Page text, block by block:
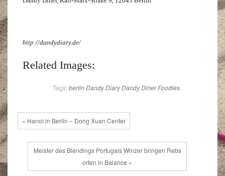
http://dandydiary.de/
Related Images:
Tags: berlinDandy DiaryDandy DinerFoodies
« Hanoi in Berlin – Dong Xuan Center
Meister des Blendings Portugals Winzer bringen Rebs
orten in Balance »